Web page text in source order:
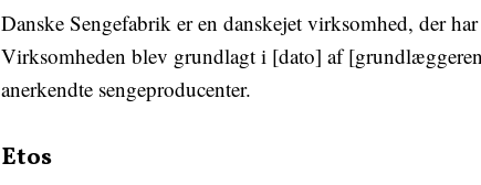
Danske Sengefabrik er en danskejet virksomhed, der
Virksomheden blev grundlagt i [dato] af
anerkendte sengeproducenter.
Etos